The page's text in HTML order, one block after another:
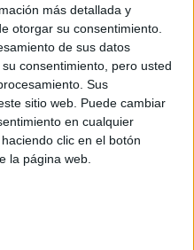
más detallada y
otorgar su consentimiento.
de sus datos
consentimiento, pero usted
Sus
sitio web. Puede cambiar
en cualquier
clic en el botón
la página web.
TAURO